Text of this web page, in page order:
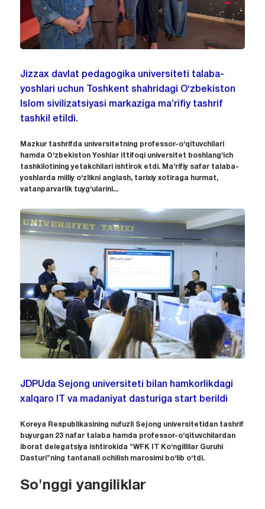
Jizzax davlat pedagogika universiteti talaba-
yoshlari uchun Toshkent shahridagi O‘zbekiston
Islom sivilizatsiyasi markaziga ma’rifiy tashrif
tashkil etildi.
Mazkur tashrifda universitetning professor-o‘qituvchilari
hamda O‘zbekiston Yoshlar ittifoqi universitet boshlang‘ich
tashkilotining yetakchilari ishtirok etdi. Ma’rifiy safar talaba-
yoshlarda milliy o‘zlikni anglash, tarixiy xotiraga hurmat,
vatanparvarlik tuyg‘ularini...
JDPUda Sejong universiteti bilan hamkorlikdagi
xalqaro IT va madaniyat dasturiga start berildi
Koreya Respublikasining nufuzli Sejong universitetidan tashrif
buyurgan 23 nafar talaba hamda professor-o‘qituvchilardan
iborat delegatsiya ishtirokida “WFK IT Ko‘ngillilar Guruhi
Dasturi”ning tantanali ochilish marosimi bo‘lib o‘tdi.
So'nggi yangiliklar